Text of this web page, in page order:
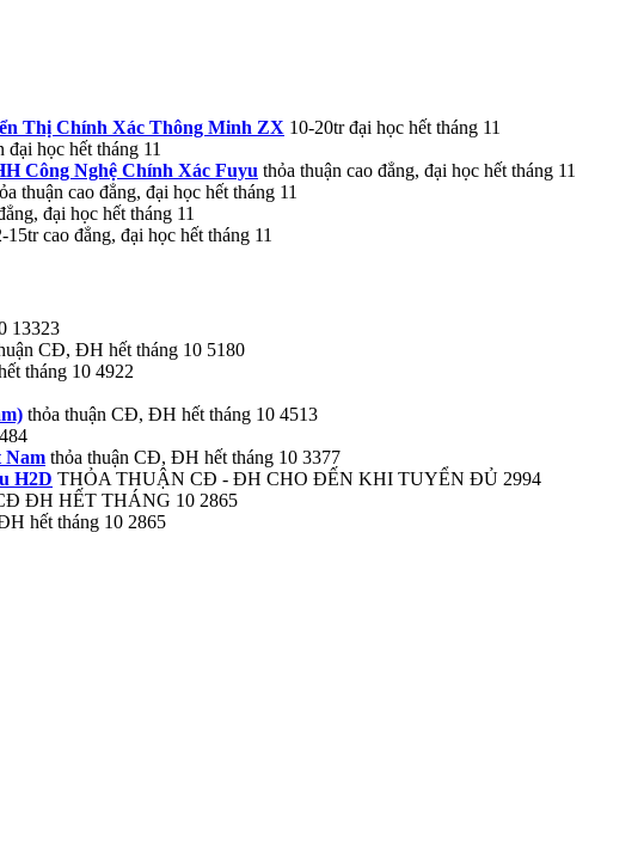
Thị Chính Xác Thông Minh ZX 10-20tr đại học hết tháng 11
đại học hết tháng 11
Công Nghệ Chính Xác Fuyu thỏa thuận cao đẳng, đại học hết tháng 11
thuận cao đẳng, đại học hết tháng 11
đại học hết tháng 11
15tr cao đẳng, đại học hết tháng 11
13323
CĐ, ĐH hết tháng 10 5180
tháng 10 4922
thỏa thuận CĐ, ĐH hết tháng 10 4513
Nam thỏa thuận CĐ, ĐH hết tháng 10 3377
H2D THỎA THUẬN CĐ - ĐH CHO ĐẾN KHI TUYỂN ĐỦ 2994
ĐH HẾT THÁNG 10 2865
hết tháng 10 2865